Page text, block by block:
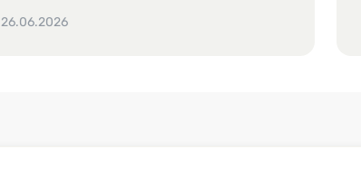
что было очень приятно. Сам приём
26.06.2026